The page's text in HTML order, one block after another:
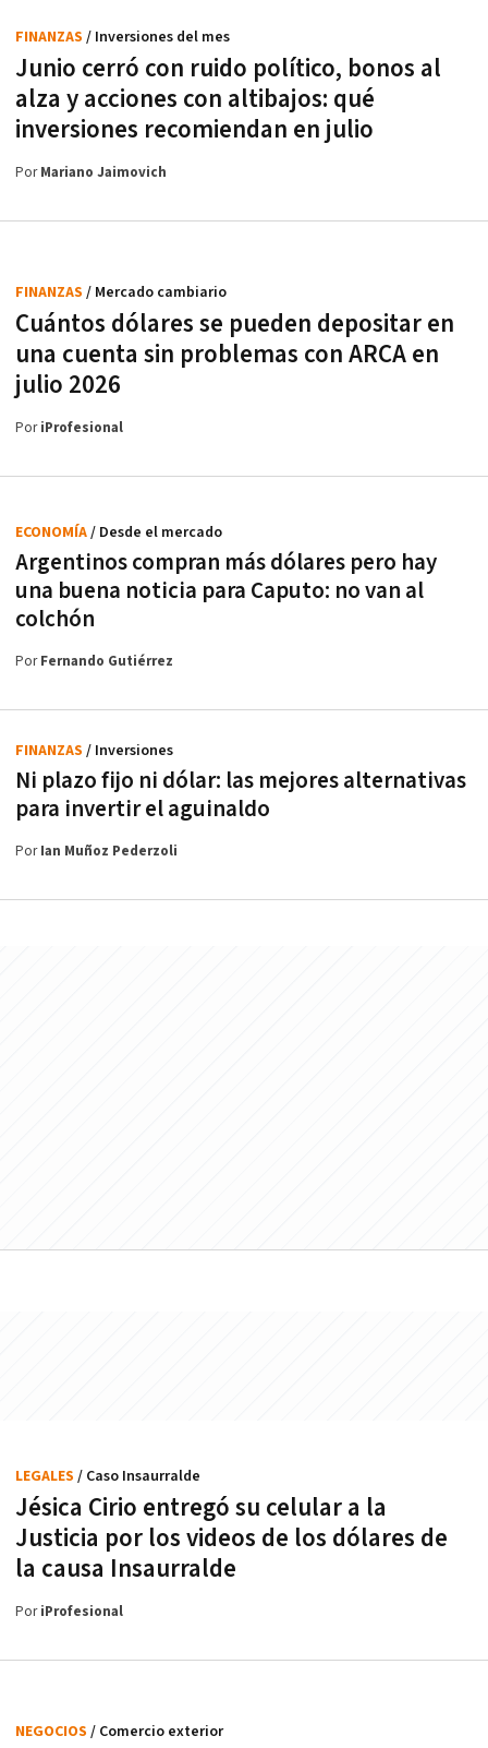
Junio cerró con ruido político, bonos al
alza y acciones con altibajos: qué
inversiones recomiendan en julio
FINANZAS / Inversiones del mes
PorMariano Jaimovich
Cuántos dólares se pueden depositar en
una cuenta sin problemas con ARCA en
julio 2026
FINANZAS / Mercado cambiario
PoriProfesional
Argentinos compran más dólares pero hay
una buena noticia para Caputo: no van al
colchón
ECONOMÍA/ Desde el mercado
PorFernando Gutiérrez
Ni plazo fijo ni dólar: las mejores alternativas
para invertir el aguinaldo
FINANZAS / Inversiones
PorIan Muñoz Pederzoli
Jésica Cirio entregó su celular a la
Justicia por los videos de los dólares de
la causa Insaurralde
LEGALES / Caso Insaurralde
PoriProfesional
NEGOCIOS / Comercio exterior